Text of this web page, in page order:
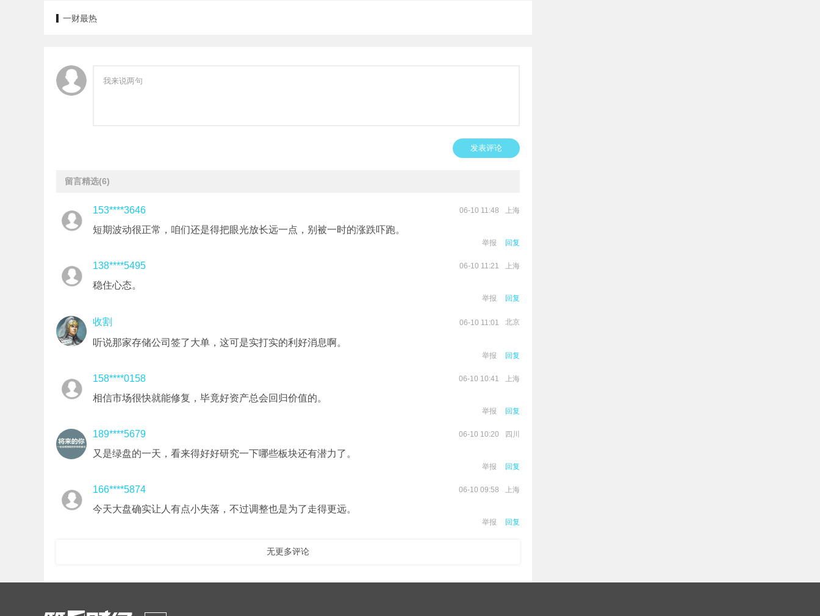
一财最热
发表评论
留言精选(6)
153****3646 06-10 11:48 上海
短期波动很正常，咱们还是得把眼光放长远一点，别被一时的涨跌吓跑。
举报 回复
138****5495 06-10 11:21 上海
稳住心态。
举报 回复
收割 06-10 11:01 北京
听说那家存储公司签了大单，这可是实打实的利好消息啊。
举报 回复
158****0158 06-10 10:41 上海
相信市场很快就能修复，毕竟好资产总会回归价值的。
举报 回复
189****5679 06-10 10:20 四川
又是绿盘的一天，看来得好好研究一下哪些板块还有潜力了。
举报 回复
166****5874 06-10 09:58 上海
今天大盘确实让人有点小失落，不过调整也是为了走得更远。
举报 回复
无更多评论